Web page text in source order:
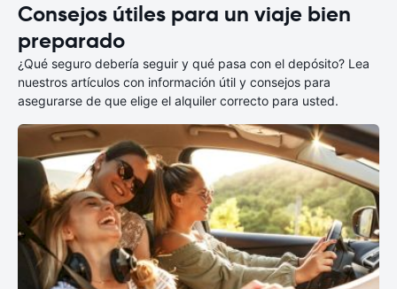
Consejos útiles para un viaje bien
preparado
¿Qué seguro debería seguir y qué pasa con el depósito? Lea
nuestros artículos con información útil y consejos para
asegurarse de que elige el alquiler correcto para usted.